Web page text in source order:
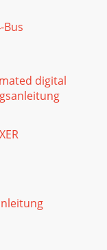
Bus
digital